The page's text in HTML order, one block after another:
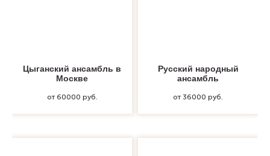
Цыганский ансамбль в
Москве
от 60000 руб.
Русский народный
ансамбль
от 36000 руб.